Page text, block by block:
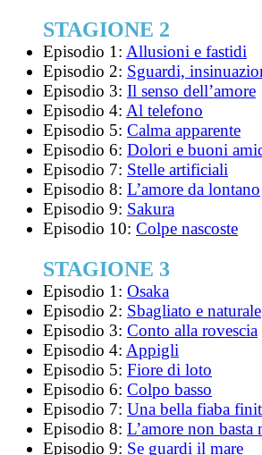
STAGIONE 2
Episodio 1: Allusioni e fastidi
Episodio 2: Sguardi,
Episodio 3: Il senso dell’amore
Episodio 4: Al telefono
Episodio 5: Calma apparente
Episodio 6: Dolori e buoni
Episodio 7: Stelle artificiali
Episodio 8: L’amore da lontano
Episodio 9: Sakura
Episodio 10: Colpe nascoste
STAGIONE 3
Episodio 1: Osaka
Episodio 2: Sbagliato e naturale
Episodio 3: Conto alla rovescia
Episodio 4: Appigli
Episodio 5: Fiore di loto
Episodio 6: Colpo basso
Episodio 7: Una bella fiaba
Episodio 8: L’amore non basta
Episodio 9: Se guardi il mare